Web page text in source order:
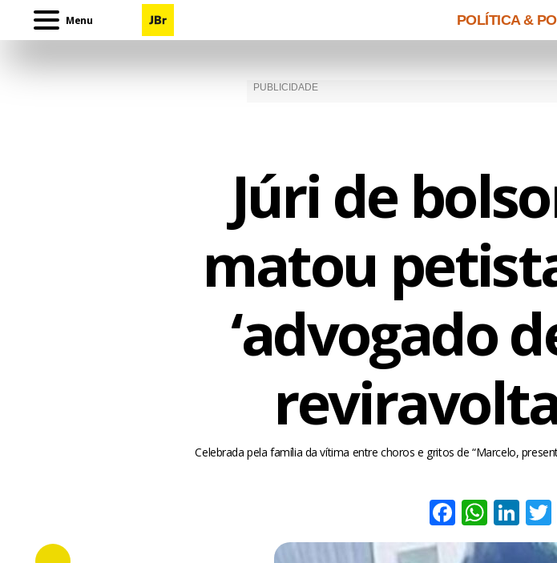
Menu POLÍTICA &
Júri de
matou
‘advogado
Celebrada pela família da vítima entre choros e gritos de “Marcelo,